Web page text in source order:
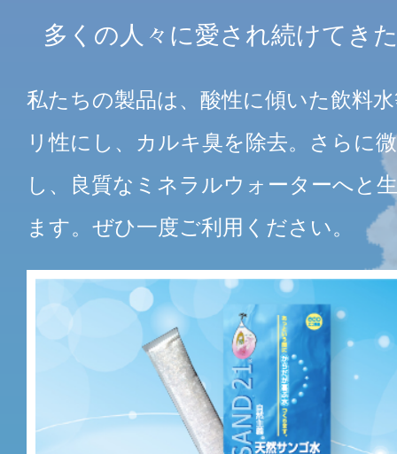
多くの人々に愛され続けてき
私たちの製品は、酸性に傾いた飲料
リ性にし、カルキ臭を除去。さらに
し、良質なミネラルウォーターへと
ます。ぜひ一度ご利用ください。